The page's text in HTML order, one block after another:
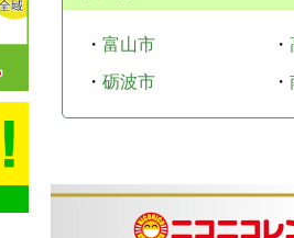
・ 富山市 ・
・ 砺波市 ・